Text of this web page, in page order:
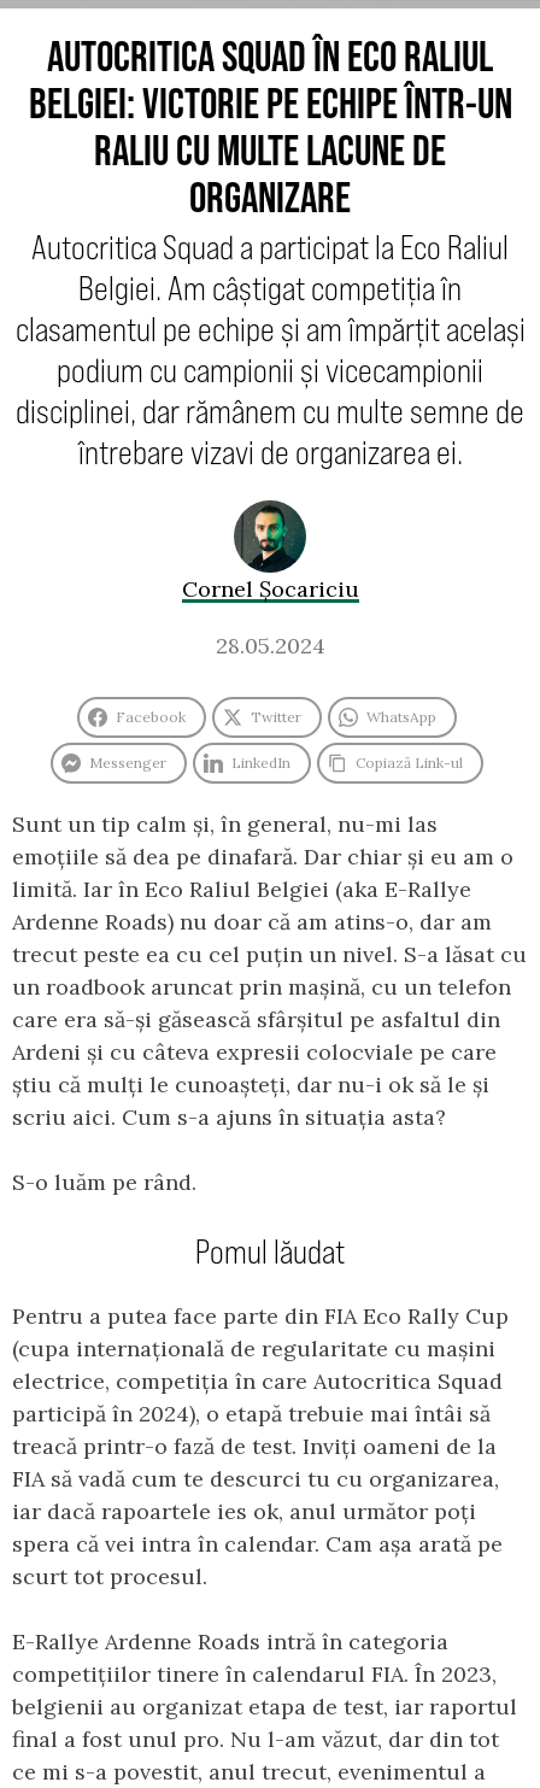
AUTOCRITICA SQUAD ÎN ECO RALIUL
BELGIEI: VICTORIE PE ECHIPE ÎNTR-UN
RALIU CU MULTE LACUNE DE
ORGANIZARE
Autocritica Squad a participat la Eco Raliul
Belgiei. Am câștigat competiția în
clasamentul pe echipe și am împărțit același
podium cu campionii și vicecampionii
disciplinei, dar rămânem cu multe semne de
întrebare vizavi de organizarea ei.
Cornel Șocariciu
28.05.2024
Facebook Twitter WhatsApp
Messenger LinkedIn Copiază Link-ul
Sunt un tip calm și, în general, nu-mi las
emoțiile să dea pe dinafară. Dar chiar și eu am o
limită. Iar în Eco Raliul Belgiei (aka E-Rallye
Ardenne Roads) nu doar că am atins-o, dar am
trecut peste ea cu cel puțin un nivel. S-a lăsat cu
un roadbook aruncat prin mașină, cu un telefon
care era să-și găsească sfârșitul pe asfaltul din
Ardeni și cu câteva expresii colocviale pe care
știu că mulți le cunoașteți, dar nu-i ok să le și
scriu aici. Cum s-a ajuns în situația asta?
S-o luăm pe rând.
Pomul lăudat
Pentru a putea face parte din FIA Eco Rally Cup
(cupa internațională de regularitate cu mașini
electrice, competiția în care Autocritica Squad
participă în 2024), o etapă trebuie mai întâi să
treacă printr-o fază de test. Inviți oameni de la
FIA să vadă cum te descurci tu cu organizarea,
iar dacă rapoartele ies ok, anul următor poți
spera că vei intra în calendar. Cam așa arată pe
scurt tot procesul.
E-Rallye Ardenne Roads intră în categoria
competițiilor tinere în calendarul FIA. În 2023,
belgienii au organizat etapa de test, iar raportul
final a fost unul pro. Nu l-am văzut, dar din tot
ce mi s-a povestit, anul trecut, evenimentul a